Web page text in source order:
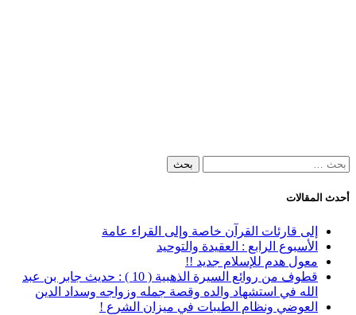
البحث
أحدث المقالات
إلى قارئات القرآن خاصة وإلى القراء عامة
الأسبوع الرابع : العقيدة والتوحيد
معول هدم للإسلام جديد !!
قطوف من روائع السيرة الذهبية ( 10 ) : حديث جابر بن عبد
الله في استشهاد والده وقصة جمله وزواجه وسداد الدين
العوضي ونظام الطيبات في ميزان الشرع !